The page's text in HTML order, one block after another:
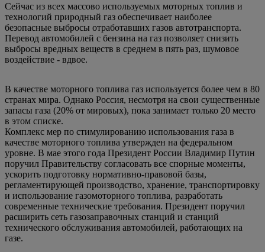
Сейчас из всех массово используемых моторных топлив и
технологий природный газ обеспечивает наиболее
безопасные выбросы отработавших газов автотранспорта.
Перевод автомобилей с бензина на газ позволяет снизить
выбросы вредных веществ в среднем в пять раз, шумовое
воздействие - вдвое.
В качестве моторного топлива газ используется более чем в 80
странах мира. Однако Россия, несмотря на свои существенные
запасы газа (20% от мировых), пока занимает только 20 место
в этом списке.
Комплекс мер по стимулированию использования газа в
качестве моторного топлива утвержден на федеральном
уровне. В мае этого года Президент России Владимир Путин
поручил Правительству согласовать все спорные моменты,
ускорить подготовку нормативно-правовой базы,
регламентирующей производство, хранение, транспортировку
и использование газомоторного топлива, разработать
современные технические требования. Президент поручил
расширить сеть газозаправочных станций и станций
технического обслуживания автомобилей, работающих на
газе.